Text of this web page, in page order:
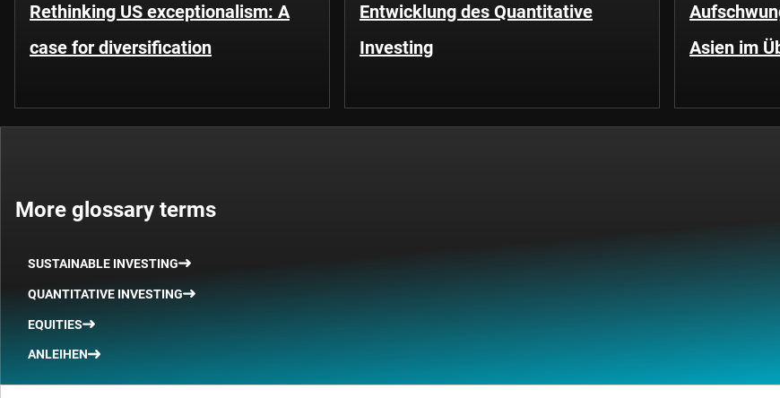
Rethinking US exceptionalism: A
case for diversification
Entwicklung des Quantitative
Investing
Asien im
More glossary terms
SUSTAINABLE INVESTING
QUANTITATIVE INVESTING
EQUITIES
ANLEIHEN